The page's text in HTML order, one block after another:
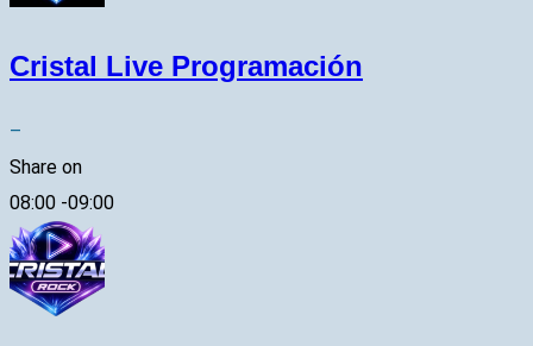
Cristal Live Programación
–
Share on
08:00 -09:00